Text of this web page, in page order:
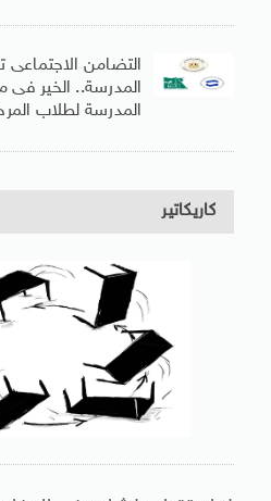
التضامن الاجتماعى
المدرسة.. الخير
المدرسة لطلاب
كاريكاتير